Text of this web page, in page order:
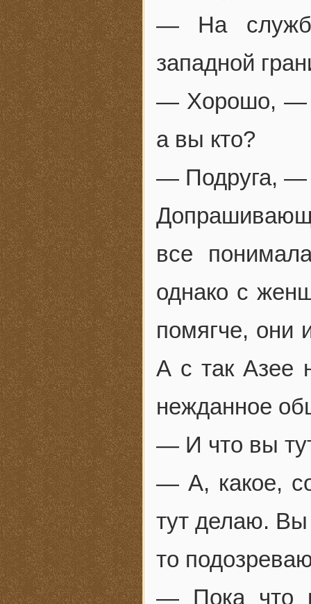
— На
западной
— Хорошо, —
а вы кто?
— Подруга, —
все
однако с
помягче, они
А с так Азее
нежданное
— И что вы
— А, какое,
тут делаю.
то
— Пока что